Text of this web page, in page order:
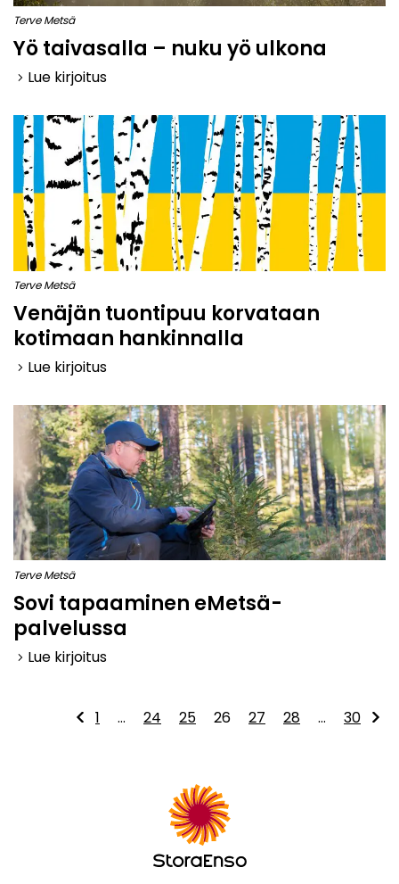
Terve Metsä
Yö taivasalla – nuku yö ulkona
keyboard_arrow_right Lue kirjoitus
Terve Metsä
Venäjän tuontipuu korvataan
kotimaan hankinnalla
keyboard_arrow_right Lue kirjoitus
Terve Metsä
Sovi tapaaminen eMetsä-
palvelussa
keyboard_arrow_right Lue kirjoitus
1 … 24 25 26 27 28 … 30